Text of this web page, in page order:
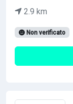
2.9 km
Non verificato